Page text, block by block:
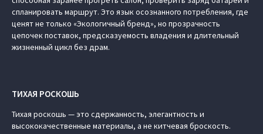
спланировать маршрут. Это язык осознанного потребления, где
ценят не только «Экологичный бренд», но прозрачность
цепочек поставок, предсказуемость владения и длительный
жизненный цикл без драм.
ТИХАЯ РОСКОШЬ
Тихая роскошь — это сдержанность, элегантность и
высококачественные материалы, а не китчевая броскость.